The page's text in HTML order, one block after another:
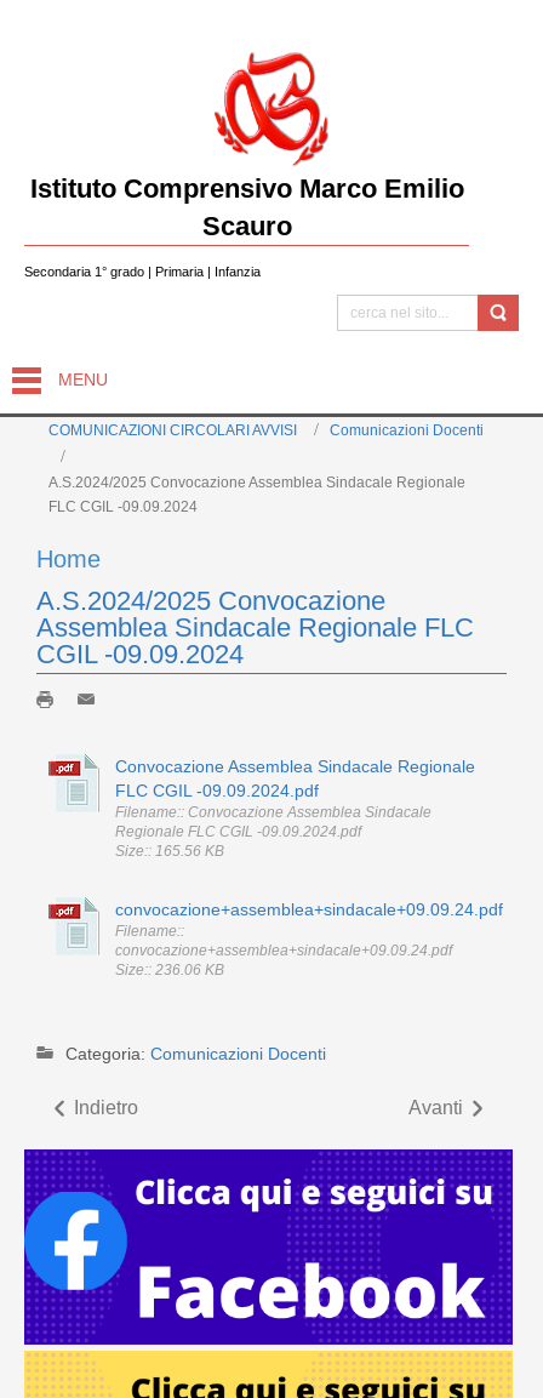
Istituto Comprensivo Marco Emilio
Scauro
Secondaria 1° grado | Primaria | Infanzia
MENU
COMUNICAZIONI CIRCOLARI AVVISI Comunicazioni Docenti
A.S.2024/2025 Convocazione Assemblea Sindacale Regionale
FLC CGIL -09.09.2024
Home
A.S.2024/2025 Convocazione
Assemblea Sindacale Regionale FLC
CGIL -09.09.2024
Convocazione Assemblea Sindacale Regionale
FLC CGIL -09.09.2024.pdf
Filename:: Convocazione Assemblea Sindacale
Regionale FLC CGIL -09.09.2024.pdf
Size:: 165.56 KB
convocazione+assemblea+sindacale+09.09.24.pdf
Filename::
convocazione+assemblea+sindacale+09.09.24.pdf
Size:: 236.06 KB
Categoria: Comunicazioni Docenti
Indietro Avanti